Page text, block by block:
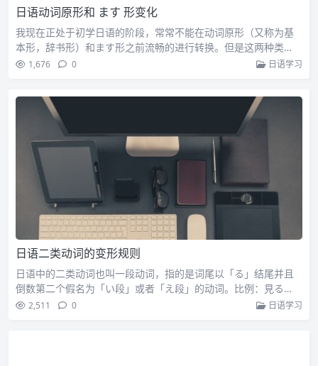
日语动词原形和 ます 形变化
我现在正处于初学日语的阶段，常常不能在动词原形（又称为基
本形，辞书形）和ます形之前流畅的进行转换。但是这两种类…
1,676 0 日语学习
日语二类动词的变形规则
日语中的二类动词也叫一段动词，指的是词尾以「る」结尾并且
倒数第二个假名为「い段」或者「え段」的动词。比例：見る…
2,511 0 日语学习